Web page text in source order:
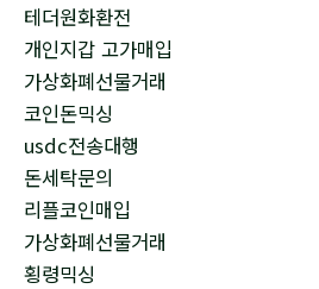
테더원화환전
개인지갑 고가매입
가상화폐선물거래
코인돈믹싱
usdc전송대행
돈세탁문의
리플코인매입
가상화폐선물거래
횡령믹싱